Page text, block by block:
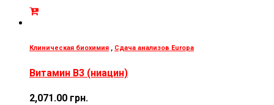
Клиническая биохимия , Сдача анализов Europa
Витамин В3 (ниацин)
2,071.00 грн.